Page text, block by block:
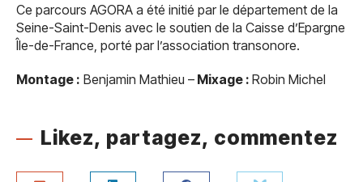
Ce parcours AGORA a été initié par le département de la
Seine-Saint-Denis avec le soutien de la Caisse d’Epargne
Île-de-France, porté par l’association transonore.
Montage : Benjamin Mathieu – Mixage : Robin Michel
Likez, partagez, commentez